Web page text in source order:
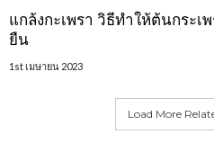
แกล้งกะเพรา วิธีทำให้ต้นกระเ
ยืน
1st เมษายน 2023
Load More